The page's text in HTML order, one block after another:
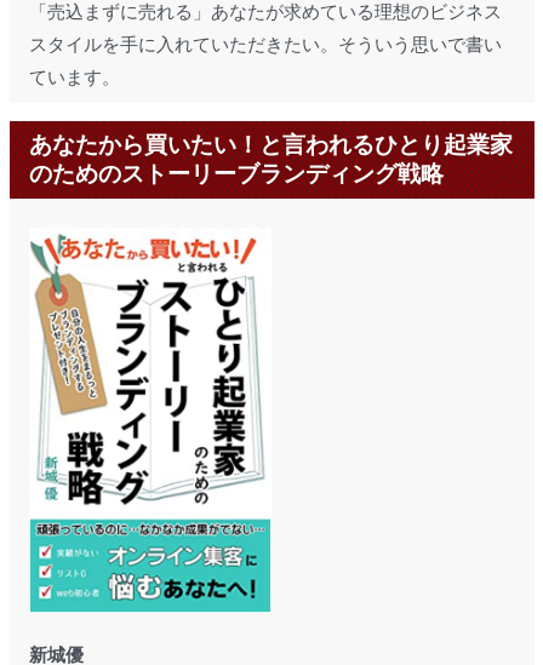
「売込まずに売れる」あなたが求めている理想のビジネス
スタイルを手に入れていただきたい。そういう思いで書い
ています。
あなたから買いたい！と言われるひとり起業家
のためのストーリーブランディング戦略
新城優